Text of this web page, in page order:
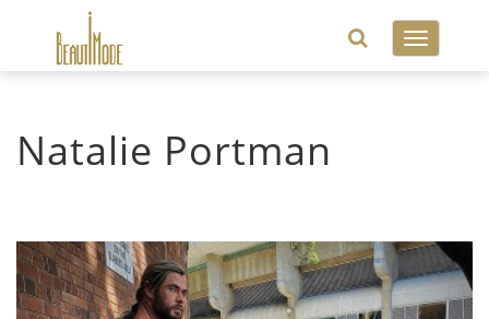
Toggle
Natalie Portman